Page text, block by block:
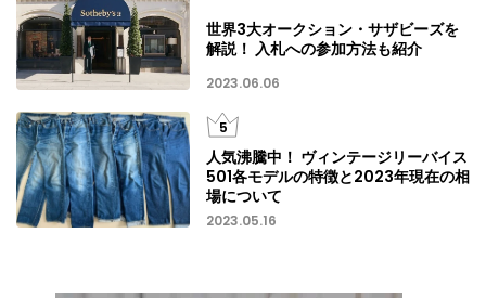
世界3大オークション・サザビーズを
解説！ 入札への参加方法も紹介
2023.06.06
人気沸騰中！ ヴィンテージリーバイス
501各モデルの特徴と2023年現在の相
場について
2023.05.16